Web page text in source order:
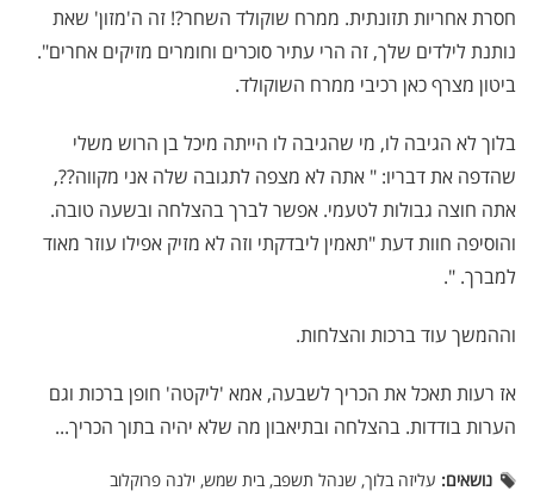
חסרת אחריות תזונתית. ממרח שוקולד השחר?! זה ה'מזון' שאת
נותנת לילדים שלך, זה הרי עתיר סוכרים וחומרים מזיקים אחרים".
ביטון מצרף כאן רכיבי ממרח השוקולד.
בלוך לא הגיבה לו, מי שהגיבה לו הייתה מיכל בן הרוש משלי
שהדפה את דבריו: " אתה לא מצפה לתגובה שלה אני מקווה??,
אתה חוצה גבולות לטעמי. אפשר לברך בהצלחה ובשעה טובה.
והוסיפה חוות דעת "תאמין ליבדקתי וזה לא מזיק אפילו עוזר מאוד
למברך. ".
וההמשך עוד ברכות והצלחות.
אז רעות תאכל את הכריך לשבעה, אמא 'ליקטה' חופן ברכות וגם
הערות בודדות. בהצלחה ובתיאבון מה שלא יהיה בתוך הכריך...
נושאים: עליזה בלוך, שנהל תשפב, בית שמש, ילנה פרוקלוב